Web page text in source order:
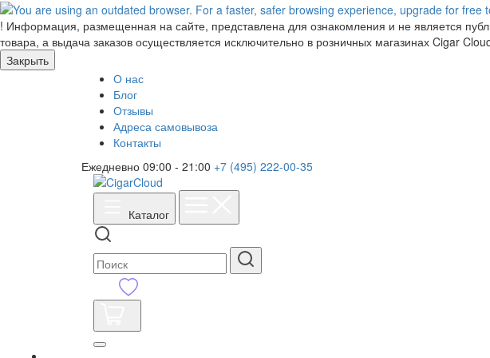
! Информация, размещенная на сайте, представлена для ознакомления и не является
товара, а выдача заказов осуществляется исключительно в розничных магазинах Cigar
Закрыть
О нас
Блог
Отзывы
Адреса самовывоза
Контакты
Ежедневно 09:00 - 21:00 +7 (495) 222-00-35
Каталог